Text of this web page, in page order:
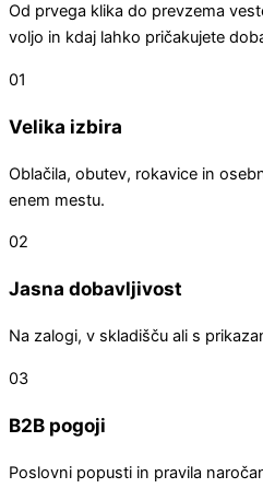
Od prvega klika do prevzema
voljo in kdaj lahko pričakujete
01
Velika izbira
Oblačila, obutev, rokavice in
enem mestu.
02
Jasna dobavljivost
Na zalogi, v skladišču ali s
03
B2B pogoji
Poslovni popusti in pravila